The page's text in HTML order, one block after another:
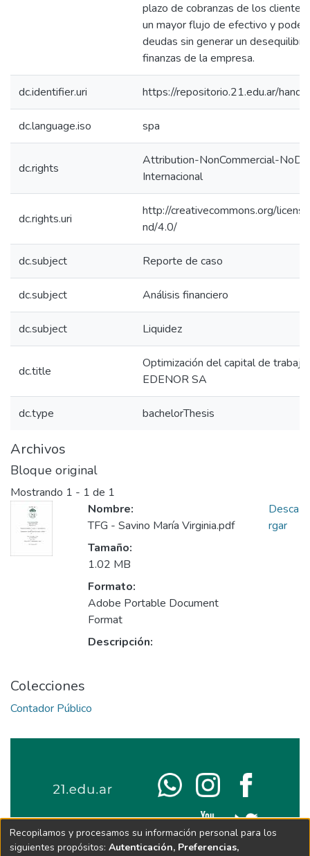
plazo de cobranzas de los
un mayor flujo de efectivo y
deudas sin generar un
finanzas de la empresa.
dc.identifier.uri https://repositorio.21.edu.ar/
dc.language.iso spa
dc.rights
Attribution-NonCommercial-
Internacional
dc.rights.uri
http://creativecommons.org/
nd/4.0/
dc.subject Reporte de caso
dc.subject Análisis financiero
dc.subject Liquidez
dc.title
Optimización del capital de
EDENOR SA
dc.type bachelorThesis
Archivos
Bloque original
Mostrando 1 - 1 de 1
Nombre:
TFG - Savino María Virginia.pdf
Tamaño:
1.02 MB
Formato:
Adobe Portable Document
Format
Descripción:
Desca
rgar
Colecciones
Contador Público
Recopilamos y procesamos su información personal para los
siguientes propósitos: Autenticación, Preferencias,